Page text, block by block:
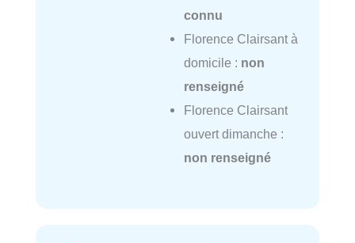
connu
Florence Clairsant à
domicile : non
renseigné
Florence Clairsant
ouvert dimanche :
non renseigné